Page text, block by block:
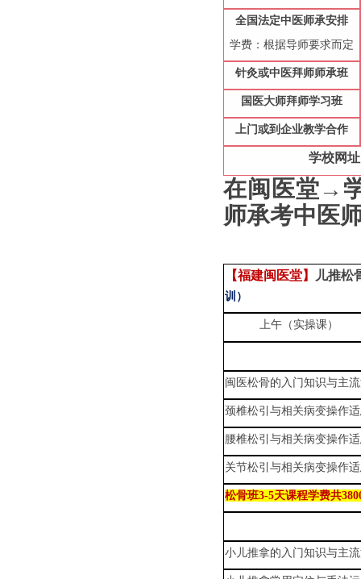
全国法定中医师承安排
学费：根据导师要求而定
针灸或中医拜师师承班
国医大师拜师学习班
上门或到企业教学合作
学校网
在闽医堂→
师承考中医
【福建闽医堂】 儿推松
训 ）
上午（实操课）
闽医松骨的入门知识与主
颈椎松引与相关病变操作
腰椎松引与相关病变操作
关节松引与相关病变操作
松骨班3-5天课程学费共
小儿推拿的入门知识与主